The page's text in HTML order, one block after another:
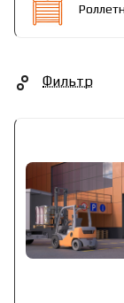
Фильтр